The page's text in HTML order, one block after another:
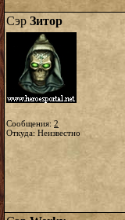
Сэр Зитор
Сообщения: 2
Откуда: Неизвестно